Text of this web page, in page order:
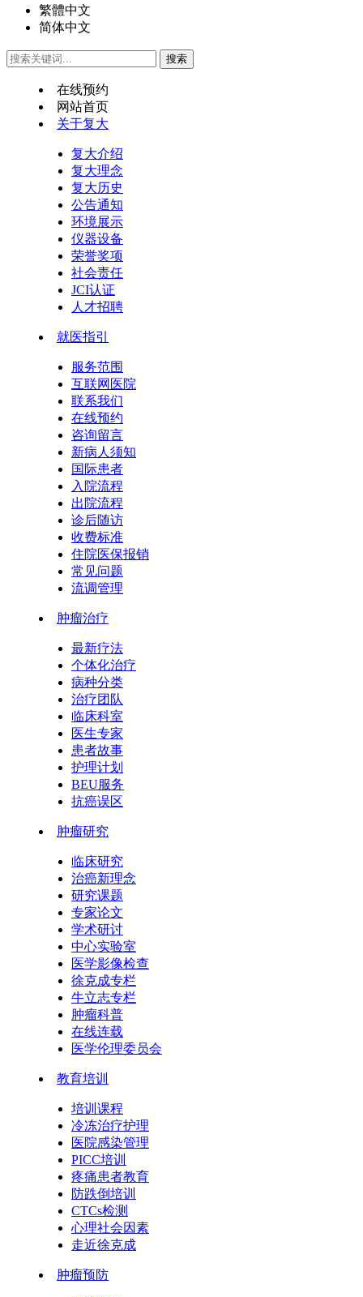
繁體中文
简体中文
在线预约
网站首页
关于复大
复大介绍
复大理念
复大历史
公告通知
环境展示
仪器设备
荣誉奖项
社会责任
JCI认证
人才招聘
就医指引
服务范围
互联网医院
联系我们
在线预约
咨询留言
新病人须知
国际患者
入院流程
出院流程
诊后随访
收费标准
住院医保报销
常见问题
流调管理
肿瘤治疗
最新疗法
个体化治疗
病种分类
治疗团队
临床科室
医生专家
患者故事
护理计划
BEU服务
抗癌误区
肿瘤研究
临床研究
治癌新理念
研究课题
专家论文
学术研讨
中心实验室
医学影像检查
徐克成专栏
牛立志专栏
肿瘤科普
在线连载
医学伦理委员会
教育培训
培训课程
冷冻治疗护理
医院感染管理
PICC培训
疼痛患者教育
防跌倒培训
CTCs检测
心理社会因素
走近徐克成
肿瘤预防